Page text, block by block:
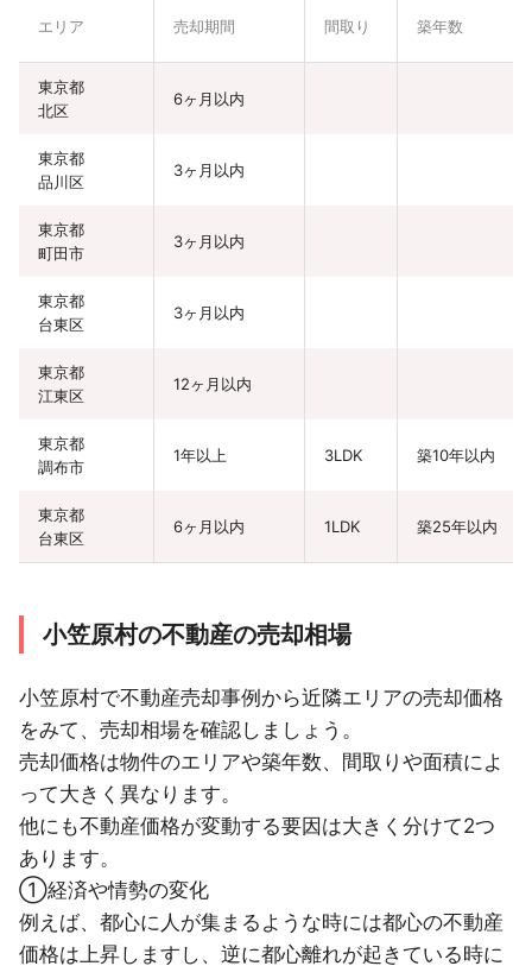
エリア 売却期間 間取り 築年数
東京都
北区
6ヶ月以内
東京都
品川区
3ヶ月以内
東京都
町田市
3ヶ月以内
東京都
台東区
3ヶ月以内
東京都
江東区
12ヶ月以内
東京都
調布市
1年以上 3LDK 築10年以内
東京都
台東区
6ヶ月以内 1LDK 築25年以内
東京都
青梅市
3LDK
東京都
足立区
3ヶ月以内
東京都
江戸川区
6ヶ月以内
東京都
6ヶ月以内
小笠原村の不動産の売却相場
小笠原村で不動産売却事例から近隣エリアの売却価格
をみて、売却相場を確認しましょう。
売却価格は物件のエリアや築年数、間取りや面積によ
って大きく異なります。
他にも不動産価格が変動する要因は大きく分けて2つ
あります。
①経済や情勢の変化
例えば、都心に人が集まるような時には都心の不動産
価格は上昇しますし、逆に都心離れが起きている時に